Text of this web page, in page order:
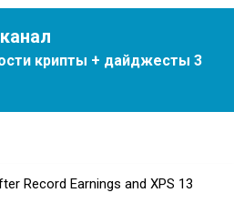
крипты + дайджесты 3
Record Earnings and XPS 13